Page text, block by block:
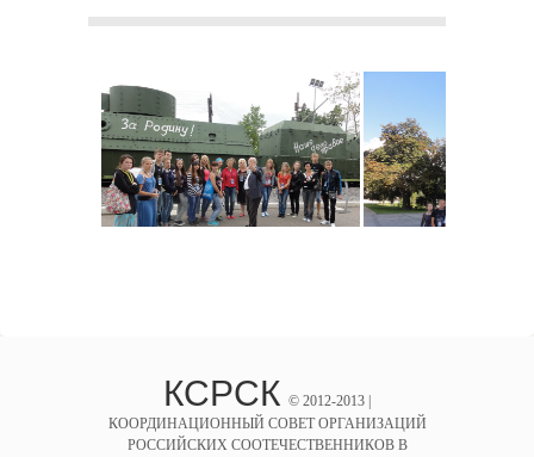
КСРСК © 2012-2013 |
КООРДИНАЦИОННЫЙ СОВЕТ ОРГАНИЗАЦИЙ
РОССИЙСКИХ СООТЕЧЕСТВЕННИКОВ В